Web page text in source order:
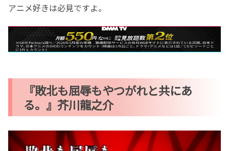
アニメ好きは必見ですよ。
『敗北も屈辱もやつがれと共にあ
る。』芥川龍之介